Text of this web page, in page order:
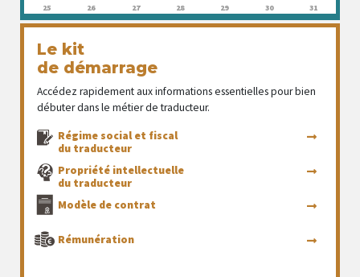
25
26 27 28 29 30 31
Le kit
de démarrage
Accédez rapidement aux informations essentielles pour bien
débuter dans le métier de traducteur.
Régime social et fiscal
du traducteur
Propriété intellectuelle
du traducteur
Modèle de contrat
Rémunération